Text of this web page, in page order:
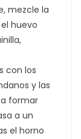
mezcle la
huevo
con los
y las
formar
a un
el horno